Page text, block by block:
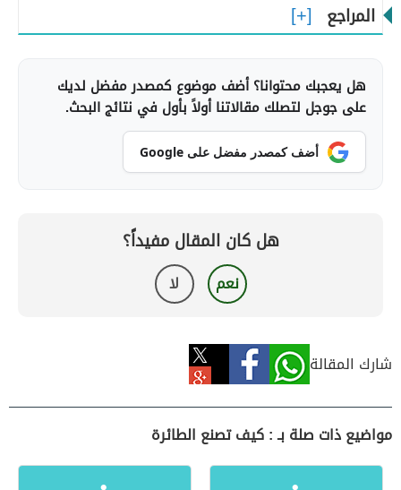
المراجع
هل يعجبك محتوانا؟ أضف موضوع كمصدر مفضل لديك
على جوجل لتصلك مقالاتنا أولاً بأول في نتائج البحث.
أضف كمصدر مفضل على Google
هل كان المقال مفيداً؟
نعم لا
شارك المقالة
مواضيع ذات صلة بـ : كيف تصنع الطائرة